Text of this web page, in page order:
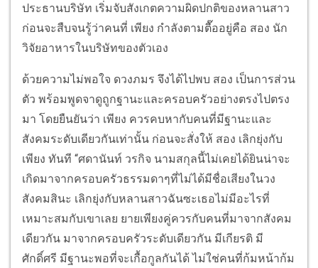
ประธานบริษัท เริ่มจับสังเกตความผิดปกติของหลานสาว
ก่อนจะสืบจนรู้ว่าคนที่ เพียง กำลังตามตื๊ออยู่คือ สอง นัก
วิจัยอาหารในบริษัทของตัวเอง
ด้วยความไม่พอใจ ดวงภมร จึงได้ไปพบ สอง เป็นการส่วน
ตัว พร้อมพูดจาดูถูกฐานะและครอบครัวอย่างตรงไปตรง
มา โดยยืนยันว่า เพียง ควรคบหากับคนที่มีฐานะและ
สังคมระดับเดียวกันเท่านั้น ก่อนจะสั่งให้ สอง เลิกยุ่งกับ
เพียง ทันที “ศดานันท์ วรกิจ นามสกุลนี้ไม่เคยได้ยินน่าจะ
เกิดมาจากครอบครัวธรรมดาๆที่ไม่ได้มีชื่อเสียงในวง
สังคมสินะ เลิกยุ่งกับหลานสาวฉันซะเธอไม่มีอะไรที่
เหมาะสมกับเขาเลย ยายเพียงคู่ควรกับคนที่มาจากสังคม
เดียวกัน มาจากครอบครัวระดับเดียวกัน มีเกียรติ มี
ศักดิ์ศรี มีฐานะพอที่จะเกื้อกูลกันได้ ไม่ใช่คนที่ก้มหน้าก้ม